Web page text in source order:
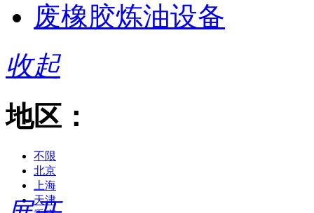
废橡胶炼油设备
收起
地区：
不限
北京
上海
天津